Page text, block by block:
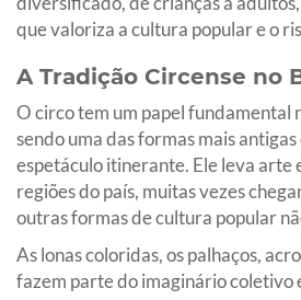
que valoriza a cultura popular e o
A Tradição Circense no
O circo tem um papel fundamental
sendo uma das formas mais
espetáculo itinerante. Ele leva arte
regiões do país, muitas vezes
outras formas de cultura popular
As lonas coloridas, os palhaços,
fazem parte do imaginário coletivo